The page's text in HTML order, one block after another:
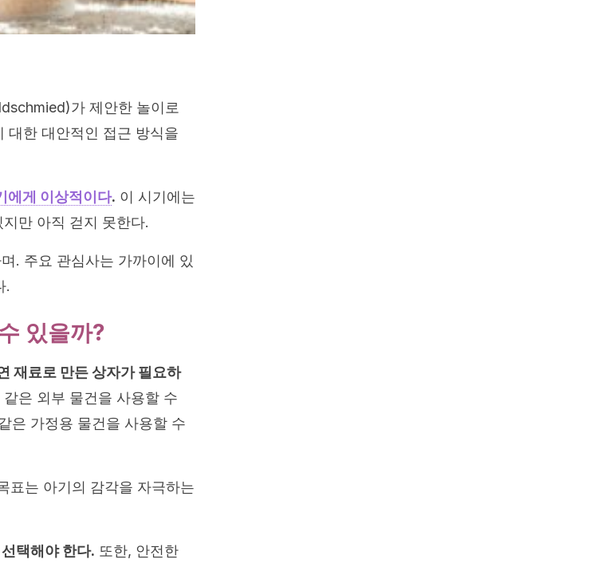
가 제안한 놀이로
대한 대안적인 접근 방식을
에게 이상적이다. 이 시기에는
만 아직 걷지 못한다.
. 주요 관심사는 가까이에 있
.
있을까?
재료로 만든 상자가 필요하
은 외부 물건을 사용할 수
은 가정용 물건을 사용할 수
표는 아기의 감각을 자극하는
택해야 한다. 또한, 안전한